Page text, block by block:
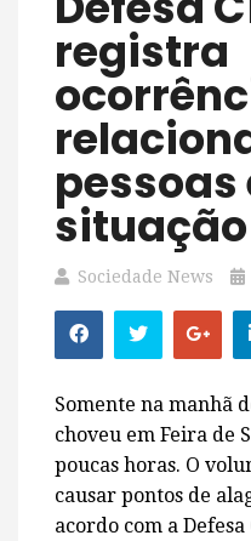
registra
pessoas
Sociedade News
Somente na manhã
choveu em Feira de
poucas horas. O
causar pontos de
acordo com a